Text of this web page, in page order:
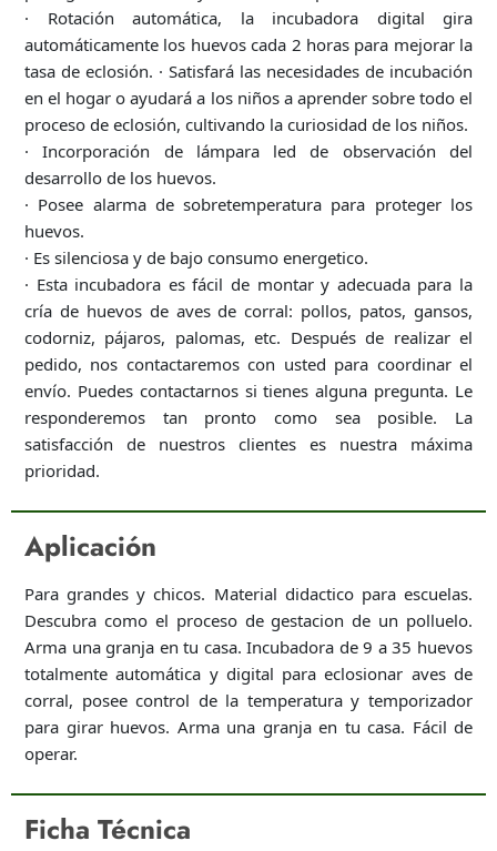
· Rotación automática, la incubadora digital gira
automáticamente los huevos cada 2 horas para mejorar la
tasa de eclosión. · Satisfará las necesidades de incubación
en el hogar o ayudará a los niños a aprender sobre todo el
proceso de eclosión, cultivando la curiosidad de los niños.
· Incorporación de lámpara led de observación del
desarrollo de los huevos.
· Posee alarma de sobretemperatura para proteger los
huevos.
· Es silenciosa y de bajo consumo energetico.
· Esta incubadora es fácil de montar y adecuada para la
cría de huevos de aves de corral: pollos, patos, gansos,
codorniz, pájaros, palomas, etc. Después de realizar el
pedido, nos contactaremos con usted para coordinar el
envío. Puedes contactarnos si tienes alguna pregunta. Le
responderemos tan pronto como sea posible. La
satisfacción de nuestros clientes es nuestra máxima
prioridad.
Aplicación
Para grandes y chicos. Material didactico para escuelas.
Descubra como el proceso de gestacion de un polluelo.
Arma una granja en tu casa. Incubadora de 9 a 35 huevos
totalmente automática y digital para eclosionar aves de
corral, posee control de la temperatura y temporizador
para girar huevos. Arma una granja en tu casa. Fácil de
operar.
Ficha Técnica